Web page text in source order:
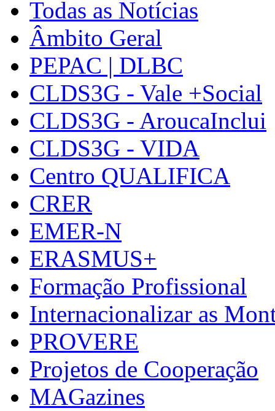
Todas as Notícias
Âmbito Geral
PEPAC | DLBC
CLDS3G - Vale +Social
CLDS3G - AroucaInclui
CLDS3G - VIDA
Centro QUALIFICA
CRER
EMER-N
ERASMUS+
Formação Profissional
Internacionalizar as
PROVERE
Projetos de Cooperação
MAGazines